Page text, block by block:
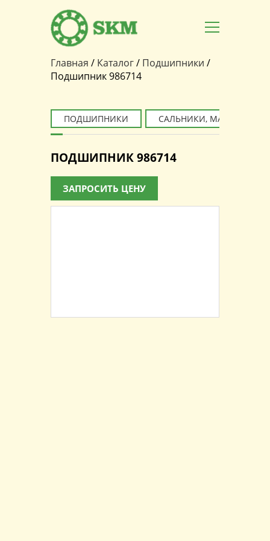
Вы здесь
Главная / Каталог/ Подшипники /
Подшипник 986714
ПОДШИПНИКИ САЛЬНИКИ, МАНЖЕТЫ
ПОДШИПНИК 986714
ЗАПРОСИТЬ ЦЕНУ